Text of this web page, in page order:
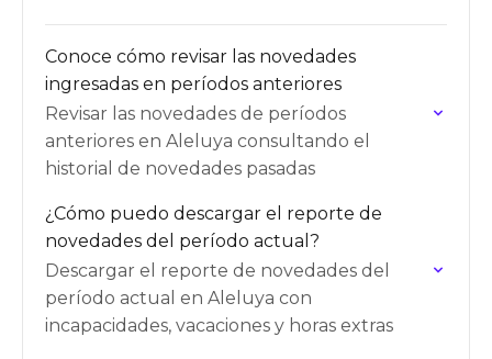
Conoce cómo revisar las novedades
ingresadas en períodos anteriores
Revisar las novedades de períodos
anteriores en Aleluya consultando el
historial de novedades pasadas
¿Cómo puedo descargar el reporte de
novedades del período actual?
Descargar el reporte de novedades del
período actual en Aleluya con
incapacidades, vacaciones y horas extras